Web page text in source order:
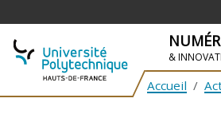
ALLER À LA NAVIGATION
ALLER AU CONTENU
&
Accueil